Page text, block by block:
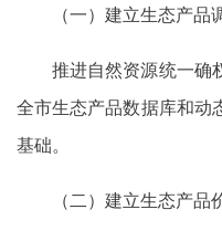
（一）建立生态产品
推进自然资源统一确
全市生态产品数据库和动
基础。
（二）建立生态产品